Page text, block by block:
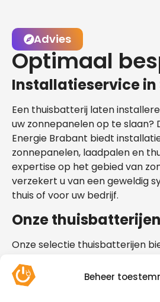
Beheer
Advies
Optimaal
Installatieservice in
Een thuisbatterij laten
uw zonnepanelen op te slaan?
Energie Brabant biedt
zonnepanelen, laadpalen en
expertise op het gebied van
verzekert u van een geweldig
thuis of voor uw bedrijf.
Onze thuisbatterijen
Onze selectie thuisbatterijen
hieronder welke thuisbatterijen
Vergelijk zelf de batterijen of